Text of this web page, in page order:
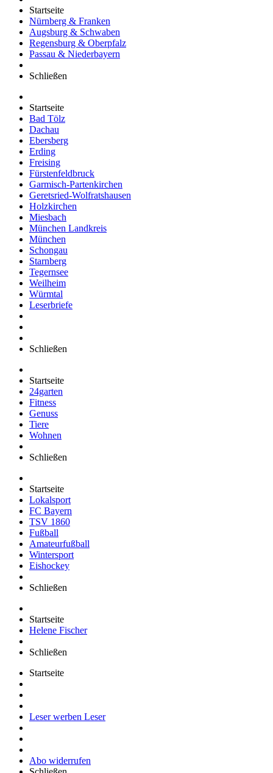
Startseite
Nürnberg & Franken
Augsburg & Schwaben
Regensburg & Oberpfalz
Passau & Niederbayern
Schließen
Startseite
Bad Tölz
Dachau
Ebersberg
Erding
Freising
Fürstenfeldbruck
Garmisch-Partenkirchen
Geretsried-Wolfratshausen
Holzkirchen
Miesbach
München Landkreis
München
Schongau
Starnberg
Tegernsee
Weilheim
Würmtal
Leserbriefe
Schließen
Startseite
24garten
Fitness
Genuss
Tiere
Wohnen
Schließen
Startseite
Lokalsport
FC Bayern
TSV 1860
Fußball
Amateurfußball
Wintersport
Eishockey
Schließen
Startseite
Helene Fischer
Schließen
Startseite
Leser werben Leser
Abo widerrufen